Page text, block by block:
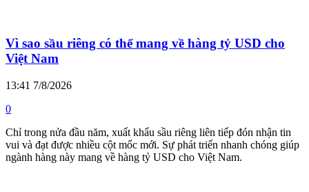
Vì sao sầu riêng có thể mang về hàng tỷ USD cho
Việt Nam
13:41 7/8/2026
0
Chỉ trong nửa đầu năm, xuất khẩu sầu riêng liên tiếp đón nhận tin
vui và đạt được nhiều cột mốc mới. Sự phát triển nhanh chóng giúp
ngành hàng này mang về hàng tỷ USD cho Việt Nam.